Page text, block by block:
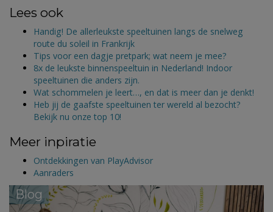
Lees ook
Handig! De allerleukste speeltuinen langs de snelweg
route du soleil in Frankrijk
Tips voor een dagje pretpark; wat neem je mee?
8x de leukste binnenspeeltuin in Nederland! Indoor
speeltuinen die anders zijn.
Wat schommelen je leert…, en dat is meer dan je denkt!
Heb jij de gaafste speeltuinen ter wereld al bezocht?
Bekijk nu onze top 10!
Meer inpiratie
Ontdekkingen van PlayAdvisor
Aanraders
Blog